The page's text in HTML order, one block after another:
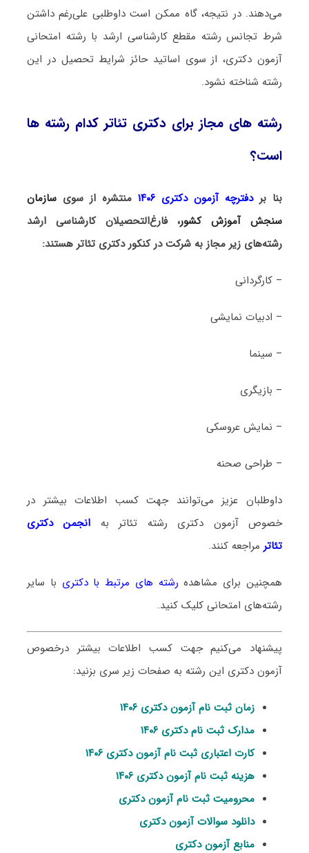
می‌دهند. در نتیجه، گاه ممکن است داوطلبی علی‌رغم داشتن
شرط تجانس رشته مقطع کارشناسی ارشد با رشته امتحانی
آزمون دکتری، از سوی اساتید حائز شرایط تحصیل در این
رشته شناخته نشود.
رشته های مجاز برای دکتری تئاتر کدام رشته ها
است؟
بنا بردفترچه آزمون دکتری ۱۴۰۶ منتشره از سویسازمان
سنجش آموزش کشور، فارغ‌التحصیلان کارشناسی ارشد
رشته‌های زیر مجاز به شرکت در کنکور دکتری تئاتر هستند:
– کارگردانی
– ادبیات نمایشی
– سینما
– بازیگری
– نمایش عروسکی
– طراحی صحنه
داوطلبان عزیز می‌توانند جهت کسب اطلاعات بیشتر در
خصوص آزمون دکتری رشته تئاتر به انجمن دکتری
تئاتر مراجعه کنند.
همچنین برای مشاهده رشته های مرتبط با دکتری با سایر
رشته‌های امتحانی کلیک کنید.
پیشنهاد می‌کنیم جهت کسب اطلاعات بیشتر درخصوص
آزمون دکتری این رشته به صفحات زیر سری بزنید:
زمان ثبت نام آزمون دکتری ۱۴۰۶
مدارک ثبت نام دکتری ۱۴۰۶
کارت اعتباری ثبت نام آزمون دکتری ۱۴۰۶
هزینه ثبت نام آزمون دکتری ۱۴۰۶
محرومیت ثبت نام آزمون دکتری
دانلود سوالات آزمون دکتری
منابع آزمون دکتری